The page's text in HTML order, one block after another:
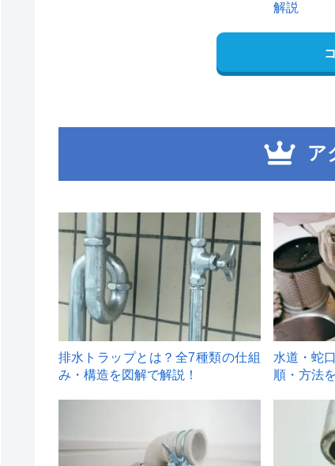
解説
ア
1
排水トラップとは？全7種類の仕組
み・構造を図解で解説！
2
水道・蛇
順・方法